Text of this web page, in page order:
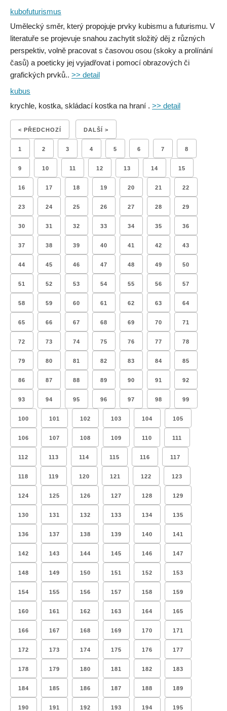
kubofuturismus
Umělecký směr, který propojuje prvky kubismu a futurismu. V
literatuře se projevuje snahou zachytit složitý děj z různých
perspektiv, volně pracovat s časovou osou (skoky a prolínání
časů) a poeticky jej vyjadřovat i pomocí obrazových či
grafických prvků.. >> detail
kubus
krychle, kostka, skládací kostka na hraní . >> detail
< PŘEDCHOZÍ DALŠÍ >
1 2 3 4 5 6 7 8
9 10 11 12 13 14 15
16 17 18 19 20 21 22
23 24 25 26 27 28 29
30 31 32 33 34 35 36
37 38 39 40 41 42 43
44 45 46 47 48 49 50
51 52 53 54 55 56 57
58 59 60 61 62 63 64
65 66 67 68 69 70 71
72 73 74 75 76 77 78
79 80 81 82 83 84 85
86 87 88 89 90 91 92
93 94 95 96 97 98 99
100 101 102 103 104 105
106 107 108 109 110 111
112 113 114 115 116 117
118 119 120 121 122 123
124 125 126 127 128 129
130 131 132 133 134 135
136 137 138 139 140 141
142 143 144 145 146 147
148 149 150 151 152 153
154 155 156 157 158 159
160 161 162 163 164 165
166 167 168 169 170 171
172 173 174 175 176 177
178 179 180 181 182 183
184 185 186 187 188 189
190 191 192 193 194 195